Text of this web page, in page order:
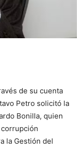
de su cuenta
Petro solicitó la
Bonilla, quien
la Gestión del